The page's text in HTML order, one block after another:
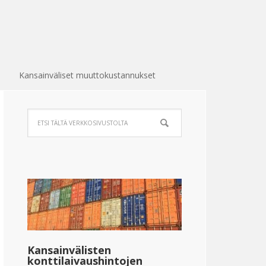
Kansainväliset muuttokustannukset
Kansainvälisten
konttilaivaushintojen